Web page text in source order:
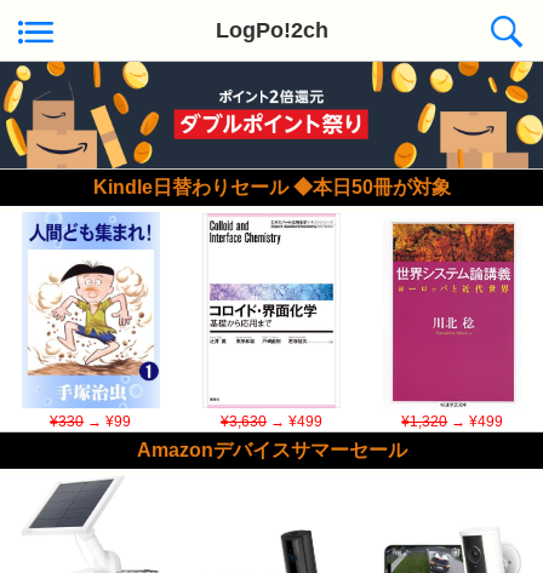
LogPo!2ch
Kindle日替わりセール ◆本日50冊が対象
¥330→ ¥99 ¥3,630→ ¥499 ¥1,320→ ¥499
Amazonデバイスサマーセール